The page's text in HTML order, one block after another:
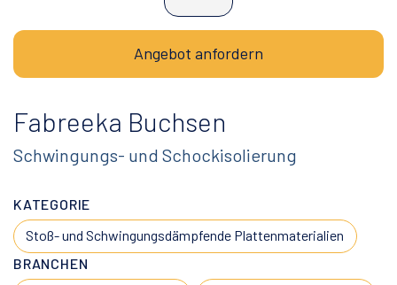
Angebot anfordern
Fabreeka Buchsen
Schwingungs- und Schockisolierung
KATEGORIE
Stoß- und Schwingungsdämpfende Plattenmaterialien
BRANCHEN